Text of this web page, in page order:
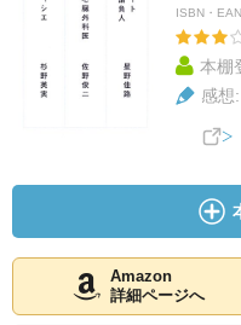
ISBN・
本棚
感想:
Amazon
詳細ページへ